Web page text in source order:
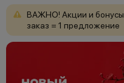
ВАЖНО! Акции и бонусы
заказ = 1 предложение